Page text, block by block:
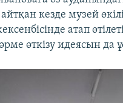
кезде музей
атап
өткізу идеясын да